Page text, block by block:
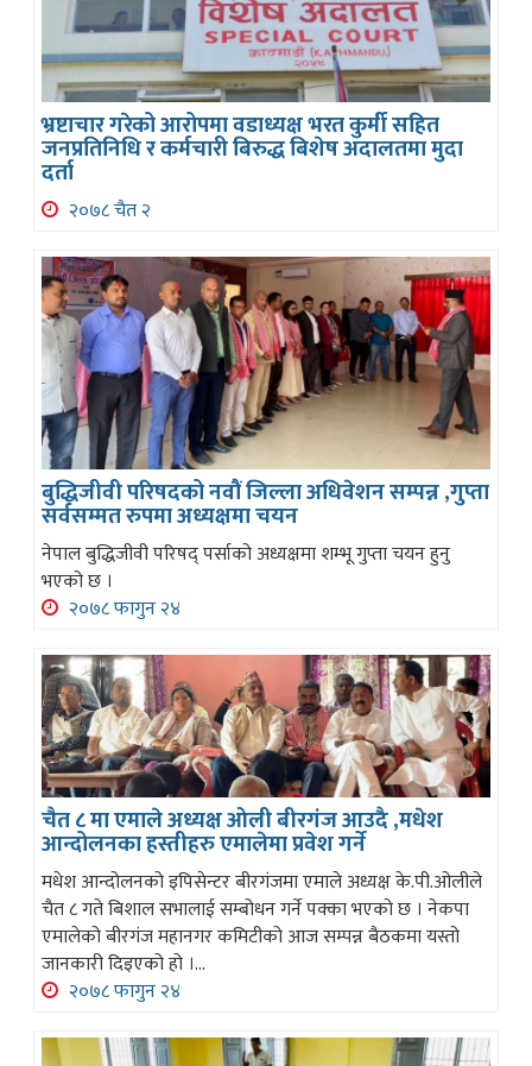
भ्रष्टाचार गरेको आरोपमा वडाध्यक्ष भरत कुर्मी सहित
जनप्रतिनिधि र कर्मचारी बिरुद्ध बिशेष अदालतमा मुदा
दर्ता
२०७८ चैत २
बुद्धिजीवी परिषदको नवौं जिल्ला अधिवेशन सम्पन्न ,गुप्ता
सर्वसम्मत रुपमा अध्यक्षमा चयन
नेपाल बुद्धिजीवी परिषद् पर्साको अध्यक्षमा शम्भू गुप्ता चयन हुनु
भएको छ ।
२०७८ फागुन २४
चैत ८ मा एमाले अध्यक्ष ओली बीरगंज आउदै ,मधेश
आन्दोलनका हस्तीहरु एमालेमा प्रवेश गर्ने
मधेश आन्दोलनको इपिसेन्टर बीरगंजमा एमाले अध्यक्ष के.पी.ओलीले
चैत ८ गते बिशाल सभालाई सम्बोधन गर्ने पक्का भएको छ । नेकपा
एमालेको बीरगंज महानगर कमिटीको आज सम्पन्न बैठकमा यस्तो
जानकारी दिइएको हो ।...
२०७८ फागुन २४